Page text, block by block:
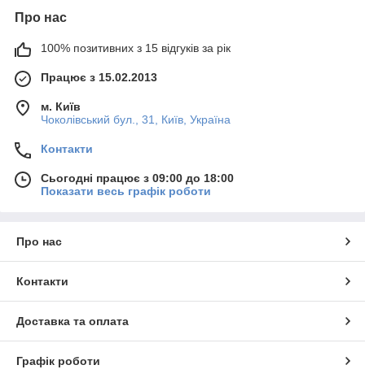
Про нас
100% позитивних з 15 відгуків за рік
Працює з 15.02.2013
м. Київ
Чоколівський бул., 31, Київ, Україна
Контакти
Сьогодні працює з 09:00 до 18:00
Показати весь графік роботи
Про нас
Контакти
Доставка та оплата
Графік роботи